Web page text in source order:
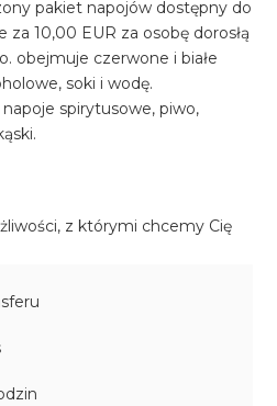
pakiet napojów dostępny do
za 10,00 EUR za osobę dorosłą
obejmuje czerwone i białe
soki i wodę.
spirytusowe, piwo,
z którymi chcemy Cię